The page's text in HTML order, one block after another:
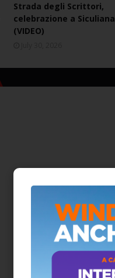
Strada degli Scrittori,
celebrazione a Siculiana
(VIDEO)